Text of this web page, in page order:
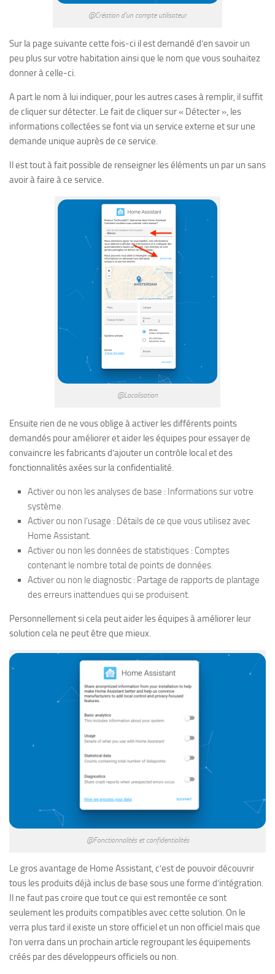
@Création d’un compte utilisateur
Sur la page suivante cette fois-ci il est demandé d’en savoir un
peu plus sur votre habitation ainsi que le nom que vous souhaitez
donner à celle-ci.
A part le nom à lui indiquer, pour les autres cases à remplir, il suffit
de cliquer sur détecter. Le fait de cliquer sur « Détecter », les
informations collectées se font via un service externe et sur une
demande unique auprès de ce service.
Il est tout à fait possible de renseigner les éléments un par un sans
avoir à faire à ce service.
@Localisation
Ensuite rien de ne vous oblige à activer les différents points
demandés pour améliorer et aider les équipes pour essayer de
convaincre les fabricants d’ajouter un contrôle local et des
fonctionnalités axées sur la confidentialité.
Activer ou non les analyses de base : Informations sur votre
système.
Activer ou non l’usage : Détails de ce que vous utilisez avec
Home Assistant.
Activer ou non les données de statistiques : Comptes
contenant le nombre total de points de données.
Activer ou non le diagnostic : Partage de rapports de plantage
des erreurs inattendues qui se produisent.
Personnellement si cela peut aider les équipes à améliorer leur
solution cela ne peut être que mieux.
@Fonctionnalités et confidentialités
Le gros avantage de Home Assistant, c’est de pouvoir découvrir
tous les produits déjà inclus de base sous une forme d’intégration.
Il ne faut pas croire que tout ce qui est remontée ce sont
seulement les produits compatibles avec cette solution. On le
verra plus tard il existe un store officiel et un non officiel mais que
l’on verra dans un prochain article regroupant les équipements
créés par des développeurs officiels ou non.